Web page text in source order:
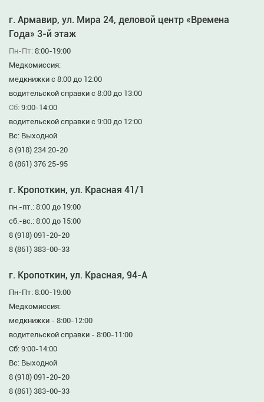
г. Армавир, ул. Мира 24, деловой центр «Времена
Года» 3-й этаж
Пн-Пт: 8:00-19:00
Медкомиссия:
медкнижки с 8:00 до 12:00
водительской справки с 8:00 до 13:00
Сб: 9:00-14:00
водительской справки с 9:00 до 12:00
Вс: Выходной
8 (918) 234 20-20
8 (861) 376 25-95
г. Кропоткин, ул. Красная 41/1
пн.-пт.: 8:00 до 19:00
сб.-вс.: 8:00 до 15:00
8 (918) 091-20-20
8 (861) 383-00-33
г. Кропоткин, ул. Красная, 94-А
Пн-Пт: 8:00-19:00
Медкомиссия:
медкнижки - 8:00-12:00
водительской справки - 8:00-11:00
Сб: 9:00-14:00
Вс: Выходной
8 (918) 091-20-20
8 (861) 383-00-33